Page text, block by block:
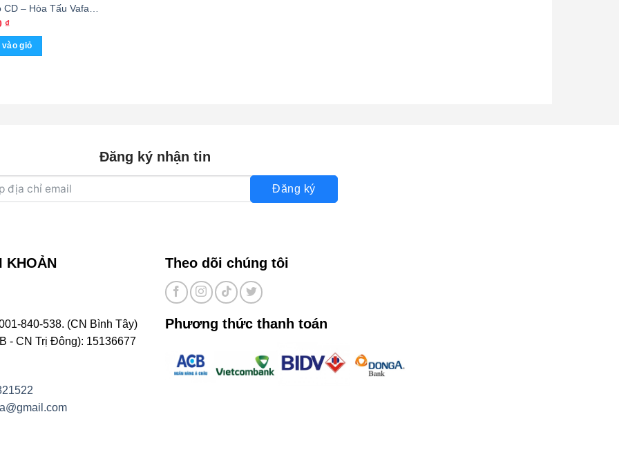
CD – Hòa Tấu Vafa 1
Liên Khúc Disco –
Cha – cái
₫
vào giỏ
Đăng ký nhận tin
Đăng ký
KHOẢN
840-538. (CN Bình Tây)
- CN Trị Đông): 15136677
Theo dõi chúng tôi
Phương thức thanh toán